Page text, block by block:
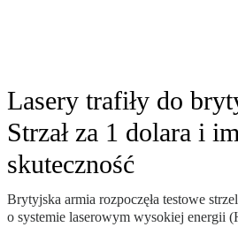
Lasery trafiły do
Strzał za 1 dolara i
skuteczność
Brytyjska armia rozpoczęła testowe
o systemie laserowym wysokiej energii